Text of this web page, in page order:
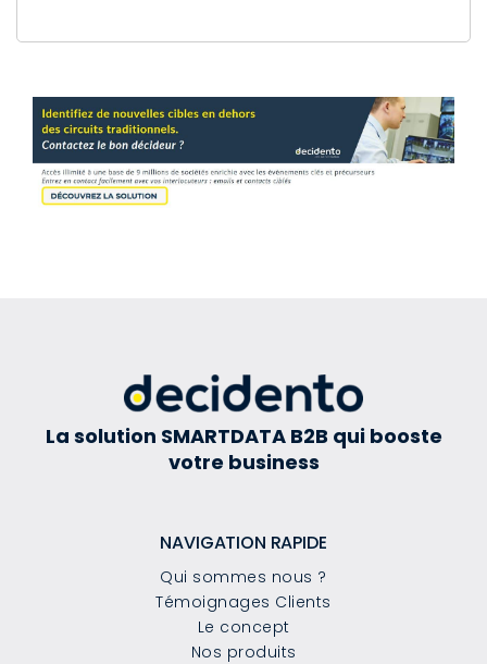
La solution SMARTDATA B2B qui booste
votre business
NAVIGATION RAPIDE
Qui sommes nous ?
Témoignages Clients
Le concept
Nos produits